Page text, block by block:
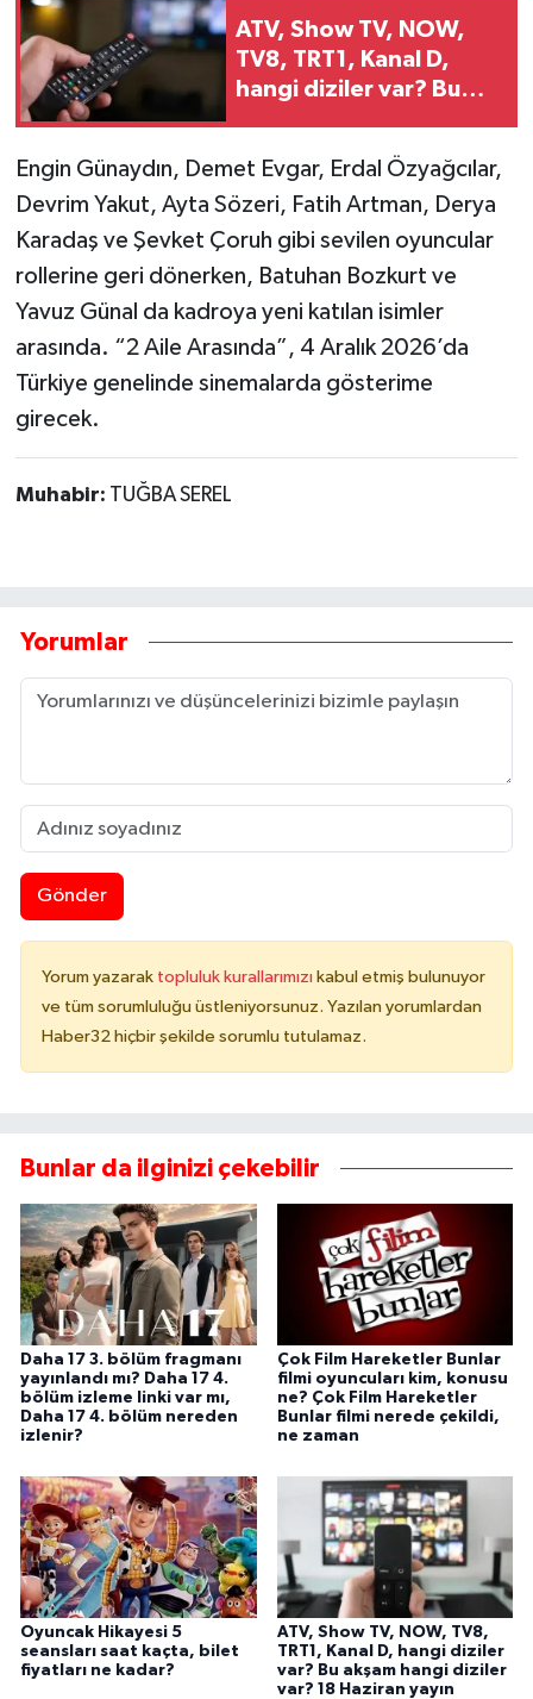
ATV, Show TV, NOW,
TV8, TRT1, Kanal D,
hangi diziler var? Bu
var? 9 Haziran yayın
akışında neler var
Engin Günaydın, Demet Evgar, Erdal Özyağcılar,
Devrim Yakut, Ayta Sözeri, Fatih Artman, Derya
Karadaş ve Şevket Çoruh gibi sevilen oyuncular
rollerine geri dönerken, Batuhan Bozkurt ve
Yavuz Günal da kadroya yeni katılan isimler
arasında. “2 Aile Arasında”, 4 Aralık 2026’da
Türkiye genelinde sinemalarda gösterime
girecek.
Muhabir: TUĞBA SEREL
Yorumlar
Gönder
Yorum yazarak topluluk kurallarımızı kabul etmiş bulunuyor
ve tüm sorumluluğu üstleniyorsunuz. Yazılan yorumlardan
Haber32 hiçbir şekilde sorumlu tutulamaz.
Bunlar da ilginizi çekebilir
Daha 17 3. bölüm fragmanı
yayınlandı mı? Daha 17 4.
bölüm izleme linki var mı,
Daha 17 4. bölüm nereden
izlenir?
Çok Film Hareketler Bunlar
filmi oyuncuları kim, konusu
ne? Çok Film Hareketler
Bunlar filmi nerede çekildi,
ne zaman
Oyuncak Hikayesi 5
seansları saat kaçta, bilet
fiyatları ne kadar?
ATV, Show TV, NOW, TV8,
TRT1, Kanal D, hangi diziler
var? Bu akşam hangi diziler
var? 18 Haziran yayın